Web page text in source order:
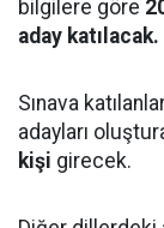
bilgilere göre
aday katılacak.
Sınava
adayları
kişi girecek.